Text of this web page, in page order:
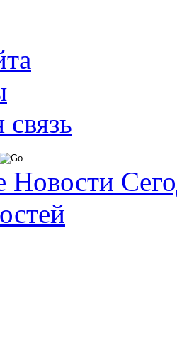
Новости